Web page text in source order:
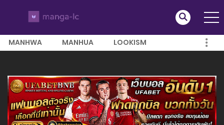
MANHWA MANHUA LOOKISM